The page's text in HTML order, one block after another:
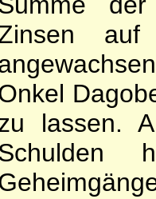
lassen.